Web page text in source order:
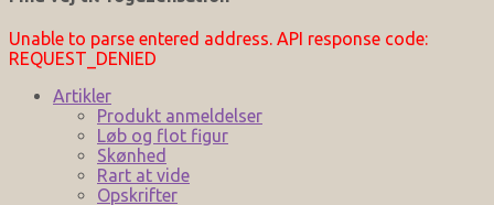
Unable to parse entered address. API response code:
REQUEST_DENIED
Artikler
Produkt anmeldelser
Løb og flot figur
Skønhed
Rart at vide
Opskrifter